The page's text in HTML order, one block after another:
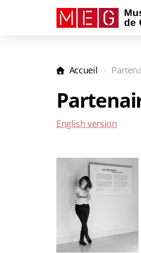
Accueil
English version